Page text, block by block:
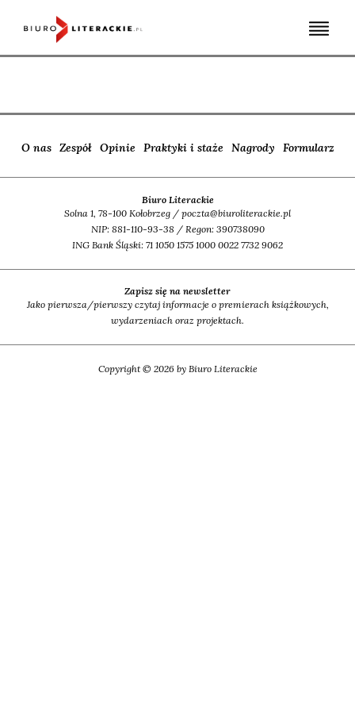
O nas Zespół Opinie Praktyki i staże Nagrody Formularz
Biuro Literackie
Solna 1, 78-100 Kołobrzeg / poczta@biuroliterackie.pl
NIP: 881-110-93-38 / Regon: 390738090
ING Bank Śląski: 71 1050 1575 1000 0022 7732 9062
Zapisz się na newsletter
Jako pierwsza/pierwszy czytaj informacje o premierach książkowych,
wydarzeniach oraz projektach.
Copyright © 2026 by Biuro Literackie